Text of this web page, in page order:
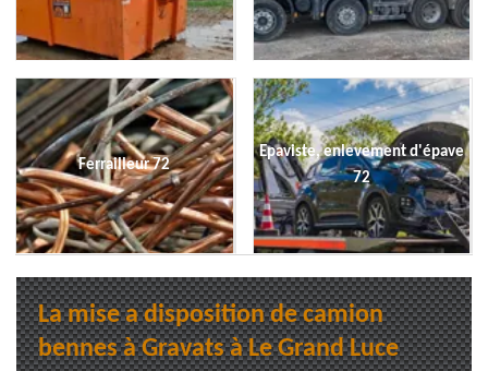
Ferrailleur 72
Epaviste, enlevement d'épave
72
La mise a disposition de camion
bennes à Gravats à Le Grand Luce